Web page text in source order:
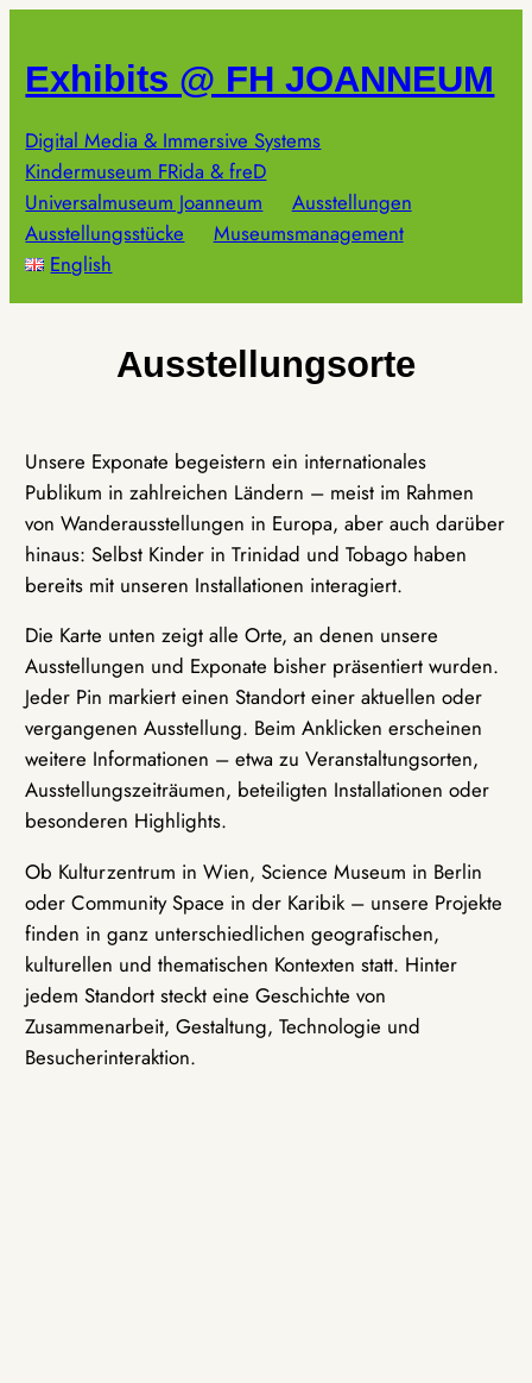
springen
Exhibits @ FH JOANNEUM
Digital Media & Immersive Systems
Kindermuseum FRida & freD
Universalmuseum Joanneum
Ausstellungen
Ausstellungsstücke
Museumsmanagement
English
Ausstellungsorte
Unsere Exponate begeistern ein internationales
Publikum in zahlreichen Ländern – meist im Rahmen
von Wanderausstellungen in Europa, aber auch darüber
hinaus: Selbst Kinder in Trinidad und Tobago haben
bereits mit unseren Installationen interagiert.
Die Karte unten zeigt alle Orte, an denen unsere
Ausstellungen und Exponate bisher präsentiert wurden.
Jeder Pin markiert einen Standort einer aktuellen oder
vergangenen Ausstellung. Beim Anklicken erscheinen
weitere Informationen – etwa zu Veranstaltungsorten,
Ausstellungszeiträumen, beteiligten Installationen oder
besonderen Highlights.
Ob Kulturzentrum in Wien, Science Museum in Berlin
oder Community Space in der Karibik – unsere Projekte
finden in ganz unterschiedlichen geografischen,
kulturellen und thematischen Kontexten statt. Hinter
jedem Standort steckt eine Geschichte von
Zusammenarbeit, Gestaltung, Technologie und
Besucherinteraktion.